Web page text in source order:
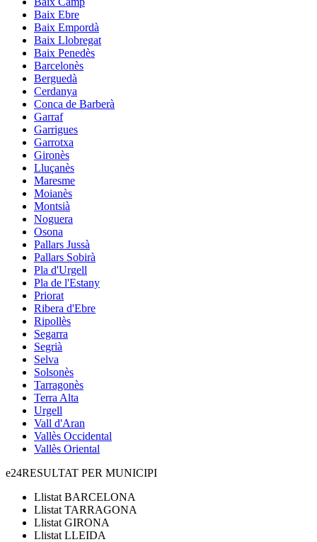
Baix Ebre
Baix Empordà
Baix Llobregat
Baix Penedès
Barcelonès
Berguedà
Cerdanya
Conca de Barberà
Garraf
Garrigues
Garrotxa
Gironès
Lluçanès
Maresme
Moianès
Montsià
Noguera
Osona
Pallars Jussà
Pallars Sobirà
Pla d'Urgell
Pla de l'Estany
Priorat
Ribera d'Ebre
Ripollès
Segarra
Segrià
Selva
Solsonès
Tarragonès
Terra Alta
Urgell
Vall d'Aran
Vallès Occidental
Vallès Oriental
e24RESULTAT PER MUNICIPI
Llistat BARCELONA
Llistat TARRAGONA
Llistat GIRONA
Llistat LLEIDA